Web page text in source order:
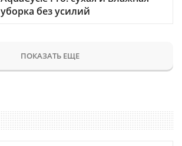
уборка без усилий
ПОКАЗАТЬ ЕЩЕ